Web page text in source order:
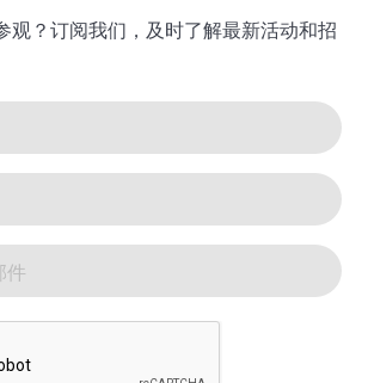
观？订阅我们，及时了解最新活动和招